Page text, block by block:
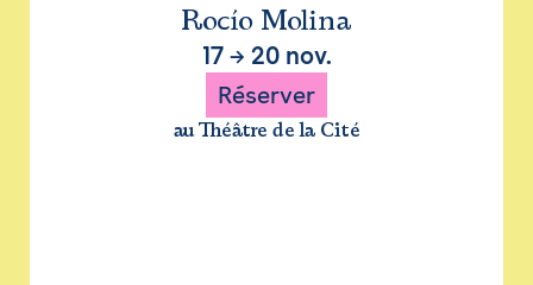
Rocío Molina
17→ 20 nov.
Réserver
au Théâtre de la Cité